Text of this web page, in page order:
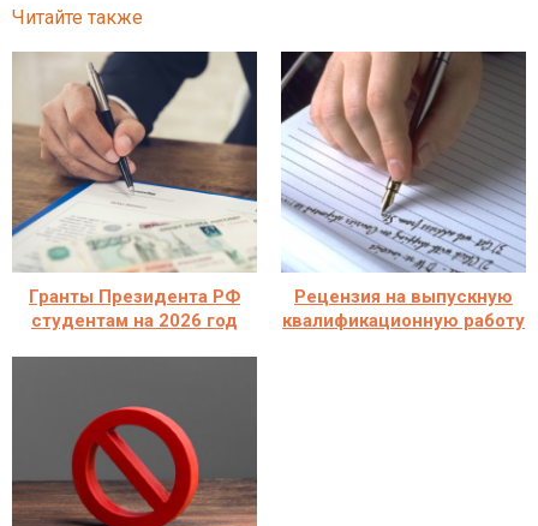
Читайте также
Гранты Президента РФ
студентам на 2026 год
Рецензия на выпускную
квалификационную работу